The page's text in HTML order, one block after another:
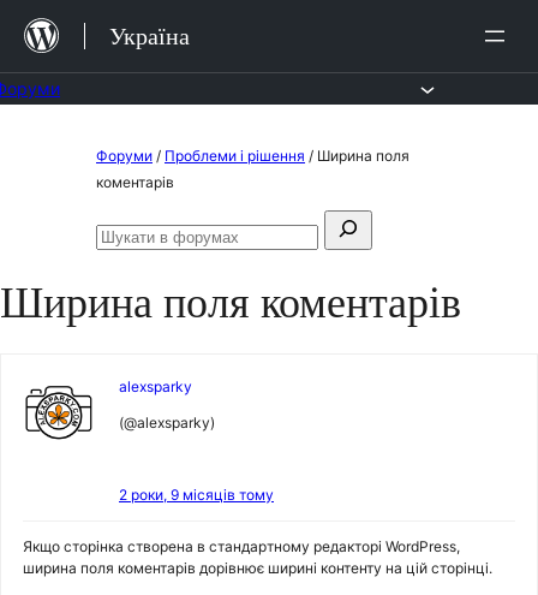
Перейти
вмісту
Україна
Форуми / Проблеми і рішення / Ширина поля
коментарів
Пошук:
Шукати
Ширина поля коментарів
alexsparky
(@alexsparky)
2 роки, 9 місяців тому
Якщо сторінка створена в стандартному редакторі WordPress,
ширина поля коментарів дорівнює ширині контенту на цій сторінці.